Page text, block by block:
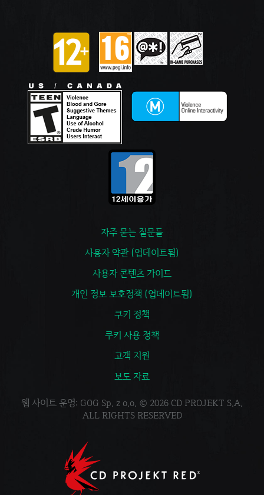
자주 묻는 질문들
사용자 약관 (업데이트됨)
사용자 콘텐츠 가이드
개인 정보 보호정책 (업데이트됨)
쿠키 정책
쿠키 사용 정책
고객 지원
보도 자료
웹 사이트 운영: GOG Sp. z o.o. © 2026 CD PROJEKT S.A.
ALL RIGHTS RESERVED